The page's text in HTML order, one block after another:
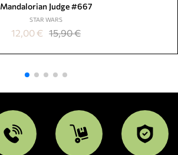
Mandalorian Judge #667
STAR WARS
15,90€
12,00€